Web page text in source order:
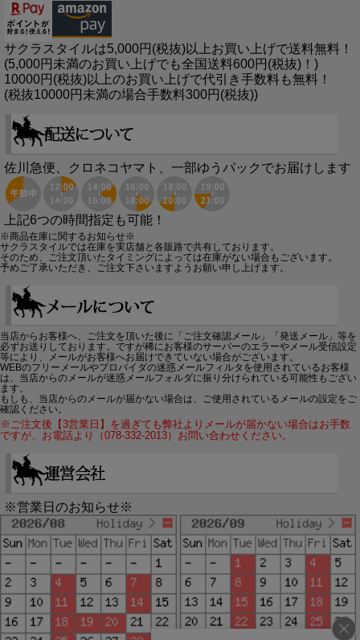
サクラスタイルは5,000円(税抜)以上お買い上げで送料無料！
(5,000円未満のお買い上げでも全国送料600円(税抜)！)
10000円(税抜)以上のお買い上げで代引き手数料も無料！
(税抜10000円未満の場合手数料300円(税抜))
佐川急便、クロネコヤマト、一部ゆうパックでお届けします
上記6つの時間指定も可能！
※商品在庫に関するお知らせ※
サクラスタイルでは在庫を実店舗と各販路で共有しております。
そのため、ご注文頂いたタイミングによっては在庫がない場合もございます。
予めご了承いただき、ご注文下さいますようお願い申し上げます。
当店からお客様へ、ご注文を頂いた後に「ご注文確認メール」「発送メール」等を
必ずお送りしております。ですが稀にお客様のサーバーのエラーやメール受信設定
等により、メールがお客様へお届けできていない場合がございます。
WEBのフリーメールやプロバイダの迷惑メールフィルタを使用されているお客様
は、当店からのメールが迷惑メールフォルダに振り分けられている可能性もござい
ます。
もしも、当店からのメールが届かない場合は、ご使用されているメールの設定をご
確認ください。
※ご注文後【3営業日】を過ぎても弊社よりメールが届かない場合はお手数
ですが、お電話より（078-332-2013）お問い合わせください。
※営業日のお知らせ※